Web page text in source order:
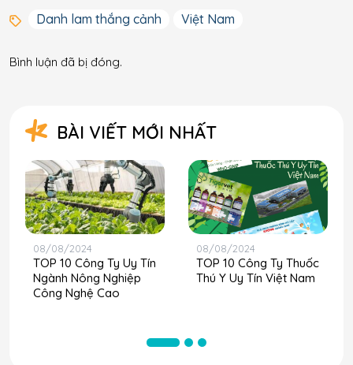
Danh lam thắng cảnh Việt Nam
Bình luận đã bị đóng.
BÀI VIẾT MỚI NHẤT
08/08/2024
TOP 10 Công Ty Uy Tín
Ngành Nông Nghiệp
Công Nghệ Cao
08/08/2024
TOP 10 Công Ty Thuốc
Thú Y Uy Tín Việt Nam